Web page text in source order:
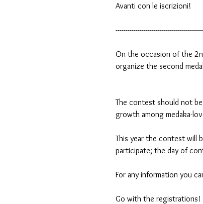
Avanti con le iscrizioni!
On the occasion of the
organize the second
The contest should not
growth among medaka-
This year the contest will
participate; the day of
For any information you
Go with the registrations!